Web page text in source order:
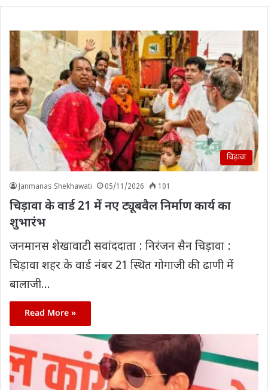
चिड़ावा
Janmanas Shekhawati 05/11/2026 101
चिड़ावा के वार्ड 21 में नए ट्यूबवैल निर्माण कार्य का
शुभारंभ
जनमानस शेखावाटी सवांददाता : निरंजन सैन चिड़ावा :
चिड़ावा शहर के वार्ड नंबर 21 स्थित गोगाजी की ढाणी में
बालाजी…
Read More »